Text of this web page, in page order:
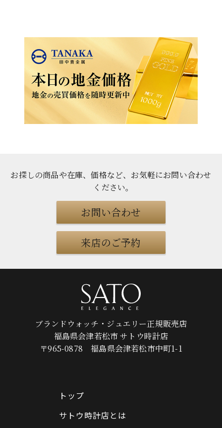
お探しの商品や在庫、価格など、お気軽にお問い合わせ
ください。
お問い合わせ
来店のご予約
ブランドウォッチ・ジュエリー正規販売店
福島県会津若松市 サトウ時計店
〒965-0878 福島県会津若松市中町1-1
トップ
サトウ時計店とは